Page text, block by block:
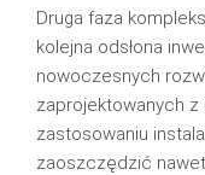
Druga faza
kolejna odsłona
nowoczesnych
zaprojektowanych z
zastosowaniu
zaoszczędzić